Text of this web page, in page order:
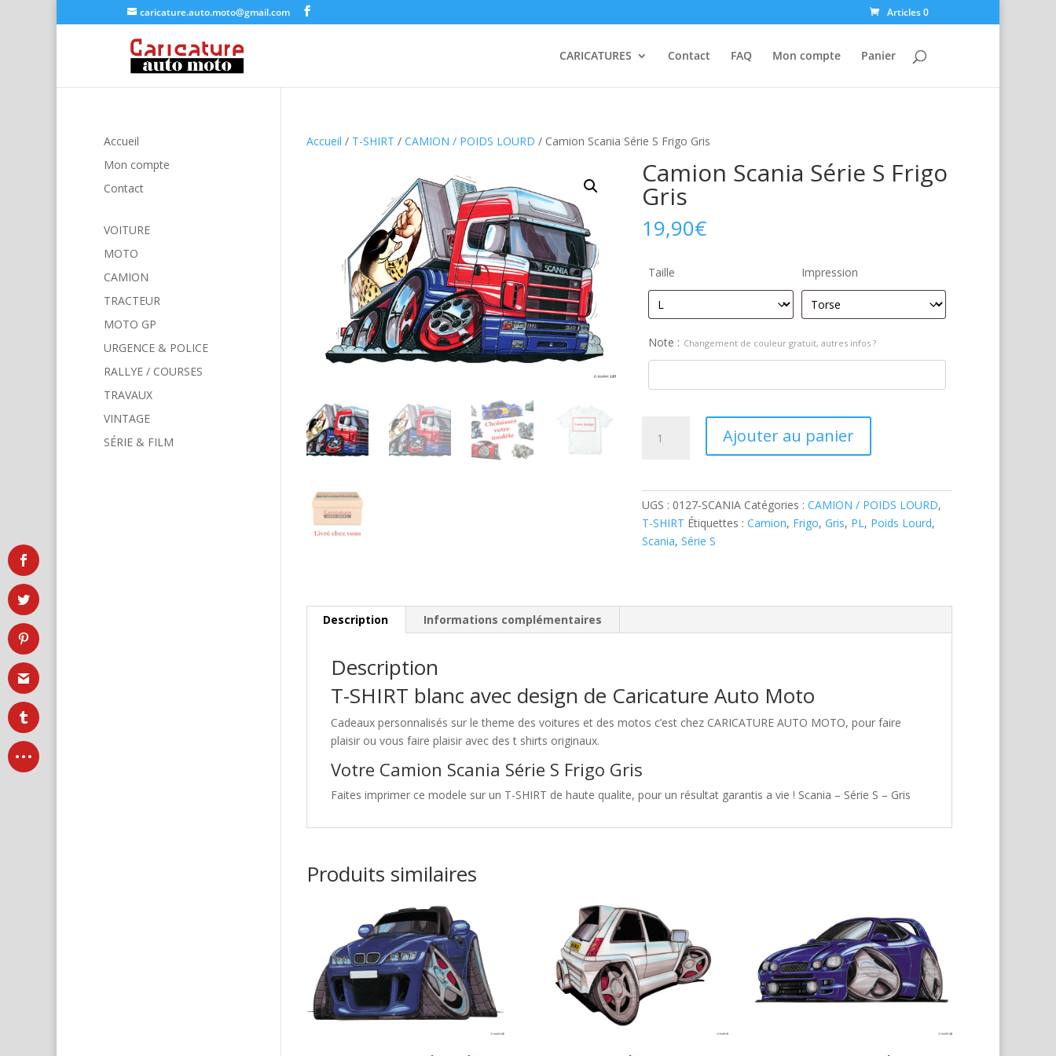
caricature.auto.moto@gmail.com Articles 0
CARICATURES Contact FAQ Mon compte Panier
Accueil / T-SHIRT / CAMION / POIDS LOURD / Camion Scania Série S Frigo Gris
Camion Scania Série S Frigo
Gris
19,90€
Taille Impression
Note : Changement de couleur gratuit, autres infos ?
Ajouter au panier
UGS : 0127-SCANIA Catégories :CAMION / POIDS LOURD,
T-SHIRT Étiquettes :Camion, Frigo,Gris, PL, Poids Lourd,
Scania,Série S
Description Informations complémentaires
Description
T-SHIRT blanc avec design de Caricature Auto Moto
Cadeaux personnalisés sur le theme des voitures et des motos c’est chez CARICATURE AUTO MOTO, pour faire
plaisir ou vous faire plaisir avec des t shirts originaux.
Votre Camion Scania Série S Frigo Gris
Faites imprimer ce modele sur un T-SHIRT de haute qualite, pour un résultat garantis a vie ! Scania – Série S – Gris
Produits similaires
Accueil
Mon compte
Contact
VOITURE
MOTO
CAMION
TRACTEUR
MOTO GP
URGENCE & POLICE
RALLYE / COURSES
TRAVAUX
VINTAGE
SÉRIE & FILM